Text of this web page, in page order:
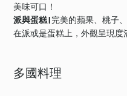
美味可口！
派與蛋糕 |完美的蘋果、桃子
在派或是蛋糕上，外觀呈現度
多國料理